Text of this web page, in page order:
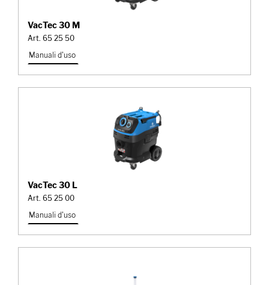
VacTec 30 M
Art. 65 25 50
Manuali d'uso
VacTec 30 L
Art. 65 25 00
Manuali d'uso